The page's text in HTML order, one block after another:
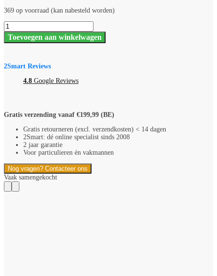
369 op voorraad (kan nabesteld worden)
Van
Marcke
by
Plan
Watt
Toevoegen aan winkelwagen
2Smart Reviews
4.8 Google Reviews
Gratis verzending vanaf €199,99 (BE)
Gratis retourneren (excl. verzendkosten) < 14 dagen
2Smart: dé online specialist sinds 2008
2 jaar garantie
Voor particulieren én vakmannen
Nog vragen? Contacteer ons
Vaak samengekocht